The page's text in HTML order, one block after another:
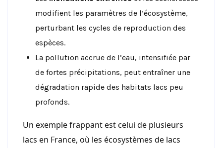
modifient les paramètres de l’écosystème,
perturbant les cycles de reproduction des
espèces.
La pollution accrue de l’eau, intensifiée par
de fortes précipitations, peut entraîner une
dégradation rapide des habitats lacs peu
profonds.
Un exemple frappant est celui de plusieurs
lacs en France, où les écosystèmes de lacs